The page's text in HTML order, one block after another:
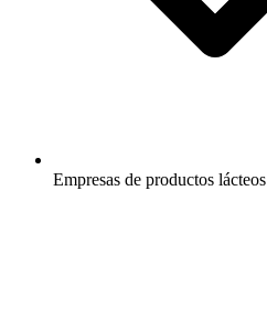
Empresas de productos lácteos